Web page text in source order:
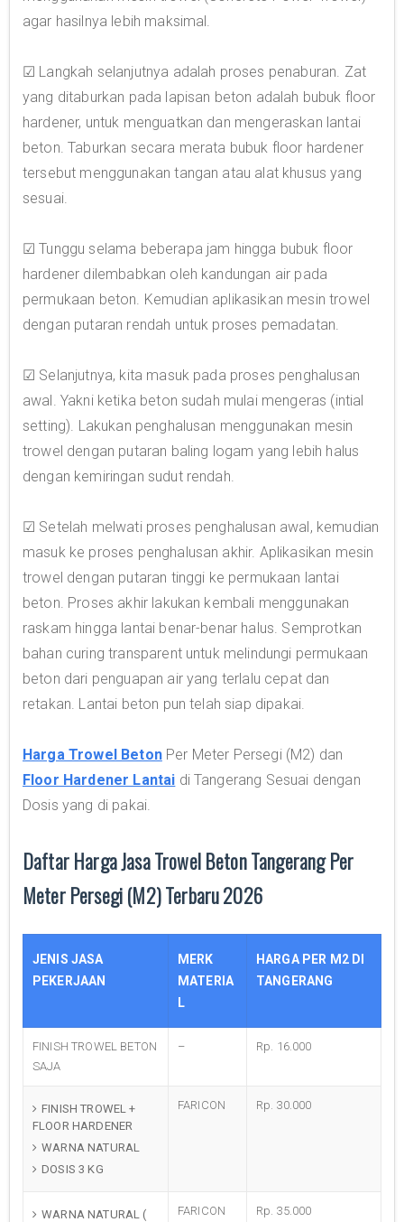
agar hasilnya lebih maksimal.
☑ Langkah selanjutnya adalah proses penaburan. Zat
yang ditaburkan pada lapisan beton adalah bubuk floor
hardener, untuk menguatkan dan mengeraskan lantai
beton. Taburkan secara merata bubuk floor hardener
tersebut menggunakan tangan atau alat khusus yang
sesuai.
☑ Tunggu selama beberapa jam hingga bubuk floor
hardener dilembabkan oleh kandungan air pada
permukaan beton. Kemudian aplikasikan mesin trowel
dengan putaran rendah untuk proses pemadatan.
☑ Selanjutnya, kita masuk pada proses penghalusan
awal. Yakni ketika beton sudah mulai mengeras (intial
setting). Lakukan penghalusan menggunakan mesin
trowel dengan putaran baling logam yang lebih halus
dengan kemiringan sudut rendah.
☑ Setelah melwati proses penghalusan awal, kemudian
masuk ke proses penghalusan akhir. Aplikasikan mesin
trowel dengan putaran tinggi ke permukaan lantai
beton. Proses akhir lakukan kembali menggunakan
raskam hingga lantai benar-benar halus. Semprotkan
bahan curing transparent untuk melindungi permukaan
beton dari penguapan air yang terlalu cepat dan
retakan. Lantai beton pun telah siap dipakai.
Harga Trowel BetonPer Meter Persegi (M2) dan
Floor Hardener Lantai di Tangerang Sesuai dengan
Dosis yang di pakai.
Daftar Harga Jasa Trowel Beton Tangerang Per
Meter Persegi (M2) Terbaru 2026
JENIS JASA
PEKERJAAN
MERK
MATERIA
L
HARGA PER M2 DI
TANGERANG
FINISH TROWEL BETON
SAJA
– Rp. 16.000
FINISH TROWEL +
FLOOR HARDENER
WARNA NATURAL
DOSIS 3 KG
FARICON Rp. 30.000
WARNA NATURAL (
FARICON Rp. 35.000